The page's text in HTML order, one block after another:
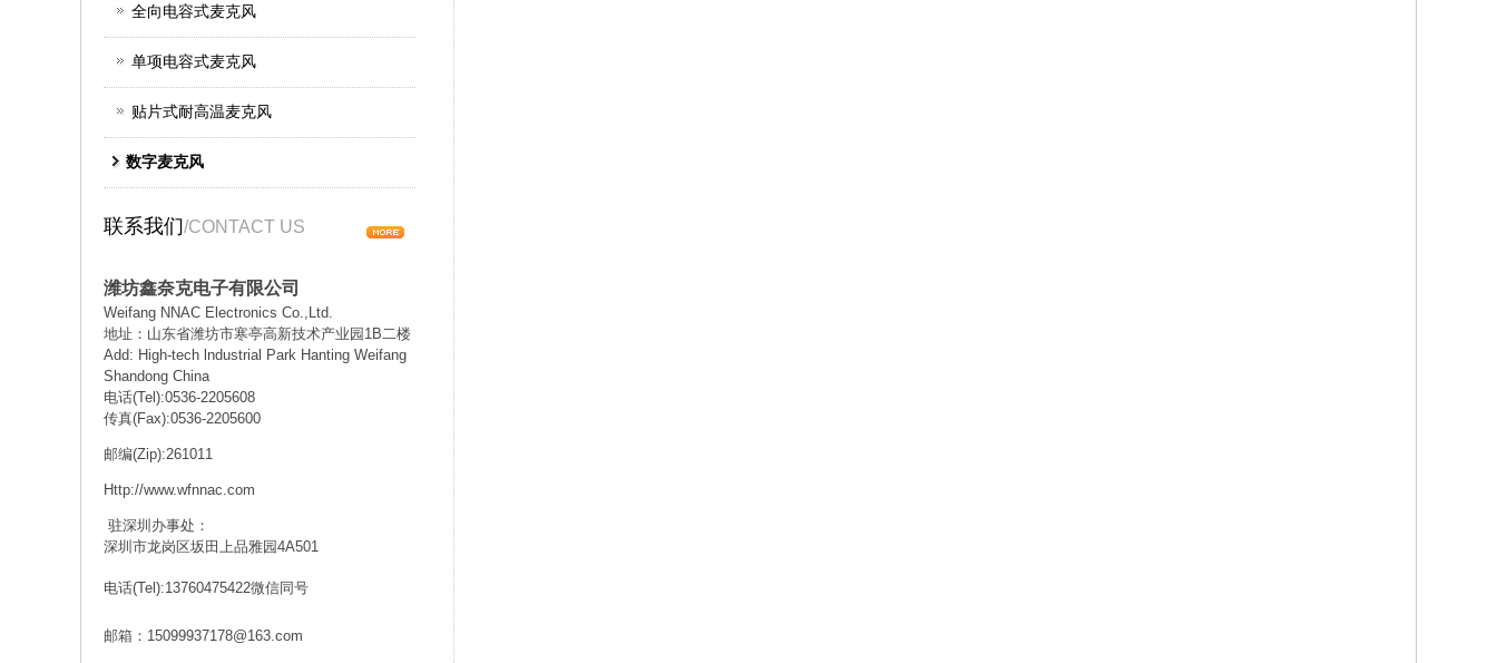
全向电容式麦克风
单项电容式麦克风
贴片式耐高温麦克风
数字麦克风
联系我们/CONTACT US
潍坊鑫奈克电子有限公司
Weifang NNAC Electronics Co.,Ltd.
地址：山东省潍坊市寒亭高新技术产业园1B二楼
Add: High-tech lndustrial Park Hanting Weifang
Shandong China
电话(Tel):0536-2205608
传真(Fax):0536-2205600
邮编(Zip):261011
Http://www.wfnnac.com
驻深圳办事处：
深圳市龙岗区坂田上品雅园4A501
电话(Tel):13760475422微信同号
邮箱：15099937178@163.com